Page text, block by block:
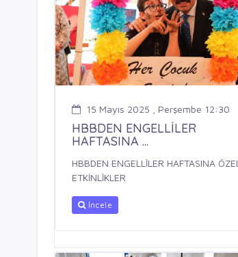
15 Mayıs 2025 , Perşembe 12:30
HBBDEN ENGELLİLER
HAFTASINA ...
HBBDEN ENGELLİLER HAFTASINA ÖZEL
ETKİNLİKLER
İncele